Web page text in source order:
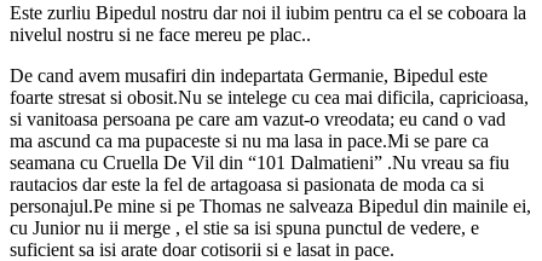
Este zurliu Bipedul nostru darnoi il iubim pentru ca el se coboara la
nivelul nostru si ne face mereu pe plac..
De cand avem musafiri din indepartata Germanie, Bipedul este
foarte stresat si obosit.Nu se intelege cu cea mai dificila, capricioasa,
si vanitoasa persoana pe care am vazut-o vreodata; eu cand o vad
ma ascund ca ma pupaceste si nu ma lasa in pace.Mi se pare ca
seamana cu Cruella De Vil din “101 Dalmatieni” .Nu vreau sa fiu
rautacios dar este la fel de artagoasa si pasionata de moda ca si
personajul.Pe mine si pe Thomas ne salveaza Bipedul din mainile ei,
cu Junior nu ii merge , el stie sa isi spuna punctul de vedere, e
suficient sa isi arate doar cotisorii si e lasat in pace.